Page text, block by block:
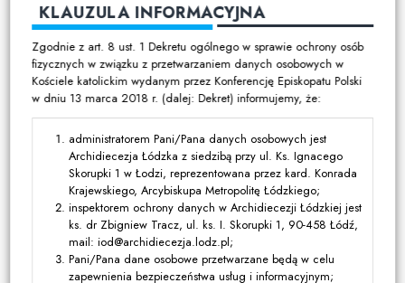
Duszpasterstwo
Program duszpasterski
Kalendarz pracy duszpasterskiej
Duszpasterstwo specjalistyczne
Ruchy i stowarzyszenia
Multimedia
Filmy
Zdjęcia
Media katolickie
KLAUZULA INFORMACYJNA
Zgodnie z art. 8 ust. 1 Dekretu ogólnego w sprawie ochrony osób
fizycznych w związku z przetwarzaniem danych osobowych w
Kościele katolickim wydanym przez Konferencję Episkopatu Polski
w dniu 13 marca 2018 r. (dalej: Dekret) informujemy, że:
administratorem Pani/Pana danych osobowych jest
Archidiecezja Łódzka z siedzibą przy ul. Ks. Ignacego
Skorupki 1 w Łodzi, reprezentowana przez kard. Konrada
Krajewskiego, Arcybiskupa Metropolitę Łódzkiego;
inspektorem ochrony danych w Archidiecezji Łódzkiej jest
ks. dr Zbigniew Tracz, ul. ks. I. Skorupki 1, 90-458 Łódź,
mail: iod@archidiecezja.lodz.pl;
Pani/Pana dane osobowe przetwarzane będą w celu
zapewnienia bezpieczeństwa usług i informacyjnym;